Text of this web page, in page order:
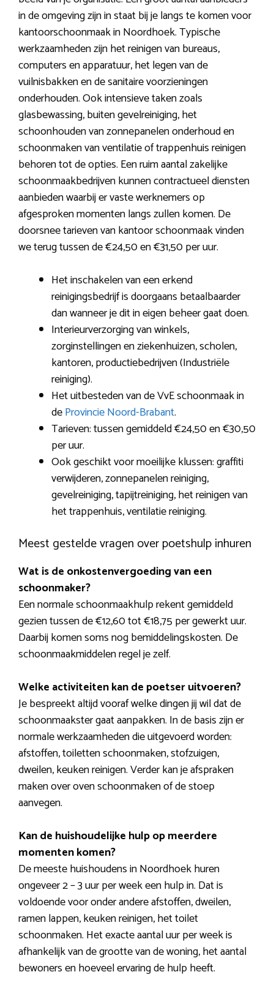
in de omgeving zijn in staat bij je langs te komen voor
kantoorschoonmaak in Noordhoek. Typische
werkzaamheden zijn het reinigen van bureaus,
computers en apparatuur, het legen van de
vuilnisbakken en de sanitaire voorzieningen
onderhouden. Ook intensieve taken zoals
glasbewassing, buiten gevelreiniging, het
schoonhouden van zonnepanelen onderhoud en
schoonmaken van ventilatie of trappenhuis reinigen
behoren tot de opties. Een ruim aantal zakelijke
schoonmaakbedrijven kunnen contractueel diensten
aanbieden waarbij er vaste werknemers op
afgesproken momenten langs zullen komen. De
doorsnee tarieven van kantoor schoonmaak vinden
we terug tussen de €24,50 en €31,50 per uur.
Het inschakelen van een erkend
reinigingsbedrijf is doorgaans betaalbaarder
dan wanneer je dit in eigen beheer gaat doen.
Interieurverzorging van winkels,
zorginstellingen en ziekenhuizen, scholen,
kantoren, productiebedrijven (Industriële
reiniging).
Het uitbesteden van de VvE schoonmaak in
deProvincie Noord-Brabant.
Tarieven: tussen gemiddeld €24,50 en €30,50
per uur.
Ook geschikt voor moeilijke klussen: graffiti
verwijderen, zonnepanelen reiniging,
gevelreiniging, tapijtreiniging, het reinigen van
het trappenhuis, ventilatie reiniging.
Meest gestelde vragen over poetshulp inhuren
Wat is de onkostenvergoeding van een
schoonmaker?
Een normale schoonmaakhulp rekent gemiddeld
gezien tussen de €12,60 tot €18,75 per gewerkt uur.
Daarbij komen soms nog bemiddelingskosten. De
schoonmaakmiddelen regel je zelf.
Welke activiteiten kan de poetser uitvoeren?
Je bespreekt altijd vooraf welke dingen jij wil dat de
schoonmaakster gaat aanpakken. In de basis zijn er
normale werkzaamheden die uitgevoerd worden:
afstoffen, toiletten schoonmaken, stofzuigen,
dweilen, keuken reinigen. Verder kan je afspraken
maken over oven schoonmaken of de stoep
aanvegen.
Kan de huishoudelijke hulp op meerdere
momenten komen?
De meeste huishoudens in Noordhoek huren
ongeveer 2 – 3 uur per week een hulp in. Dat is
voldoende voor onder andere afstoffen, dweilen,
ramen lappen, keuken reinigen, het toilet
schoonmaken. Het exacte aantal uur per week is
afhankelijk van de grootte van de woning, het aantal
bewoners en hoeveel ervaring de hulp heeft.